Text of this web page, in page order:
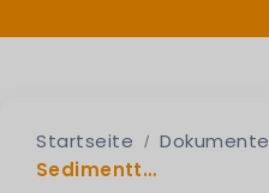
Startseite Dokumente
Sedimenttypen und Schuppenarten